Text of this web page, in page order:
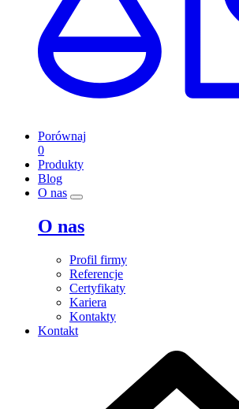
Porównaj
0
Produkty
Blog
O nas
O nas
Profil firmy
Referencje
Certyfikaty
Kariera
Kontakty
Kontakt